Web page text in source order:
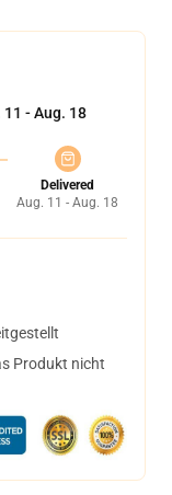
11 - Aug. 18
Delivered
Aug. 11 - Aug. 18
Produkt nicht